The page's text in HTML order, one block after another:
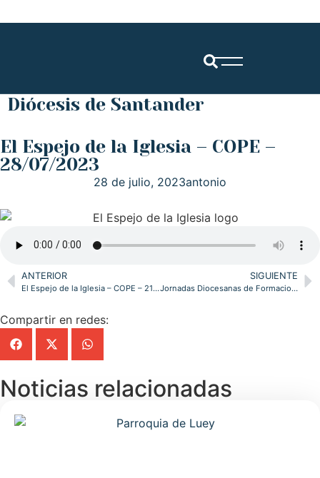
Diócesis de Santander
El Espejo de la Iglesia – COPE –
28/07/2023
28 de julio, 2023antonio
ANTERIOR
El Espejo de la Iglesia – COPE – 21/07/2023
SIGUIENTE
Jornadas Diocesanas de Formacion Pastoral
Compartir en redes:
Noticias relacionadas